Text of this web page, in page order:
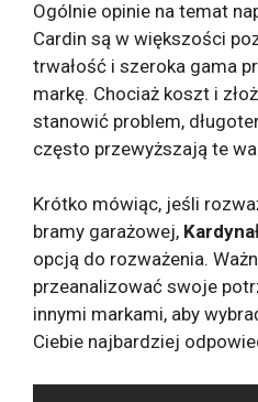
Ogólnie opinie na temat
Cardin są w większości
trwałość i szeroka gama
markę. Chociaż koszt i
stanowić problem,
często przewyższają te
Krótko mówiąc, jeśli
bramy garażowej,
opcją do rozważenia.
przeanalizować swoje
innymi markami, aby
Ciebie najbardziej